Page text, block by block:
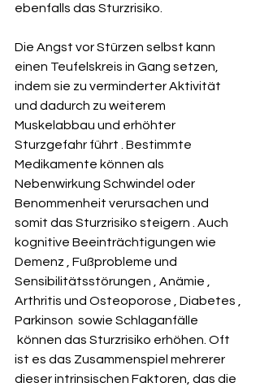
ebenfalls das Sturzrisiko.
Die Angst vor Stürzen selbst kann
einen Teufelskreis in Gang setzen,
indem sie zu verminderter Aktivität
und dadurch zu weiterem
Muskelabbau und erhöhter
Sturzgefahr führt . Bestimmte
Medikamente können als
Nebenwirkung Schwindel oder
Benommenheit verursachen und
somit das Sturzrisiko steigern . Auch
kognitive Beeinträchtigungen wie
Demenz , Fußprobleme und
Sensibilitätsstörungen , Anämie ,
Arthritis und Osteoporose , Diabetes ,
Parkinson  sowie Schlaganfälle
können das Sturzrisiko erhöhen. Oft
ist es das Zusammenspiel mehrerer
dieser intrinsischen Faktoren, das die